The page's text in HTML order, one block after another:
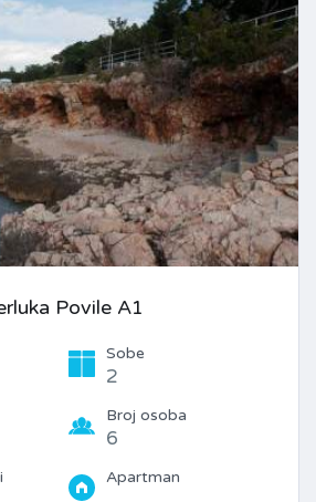
Povile A1
Sobe
2
Broj osoba
6
Apartman